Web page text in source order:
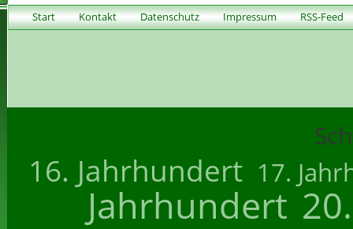
Start Kontakt Datenschutz Impressum RSS-Feed
16. Jahrhundert 17.
Jahrhundert